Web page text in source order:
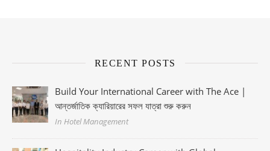
RECENT POSTS
Build Your International Career with The Ace |
আন্তর্জাতিক ক্যারিয়ারের সফল যাত্রা শুরু করুন
In Hotel Management